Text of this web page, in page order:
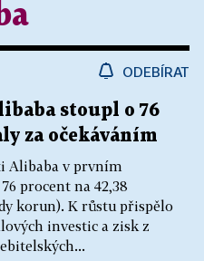
ODEBÍRAT
stoupl o 76
za očekáváním
Alibaba v prvním
procent na 42,38
korun). K růstu přispělo
investic a zisk z